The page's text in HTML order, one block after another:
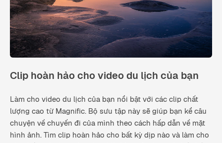
Clip hoàn hảo cho video du lịch của bạn
Làm cho video du lịch của bạn nổi bật với các clip chất
lượng cao từ Magnific. Bộ sưu tập này sẽ giúp bạn kể câu
chuyện về chuyến đi của mình theo cách hấp dẫn về mặt
hình ảnh. Tìm clip hoàn hảo cho bất kỳ dịp nào và làm cho